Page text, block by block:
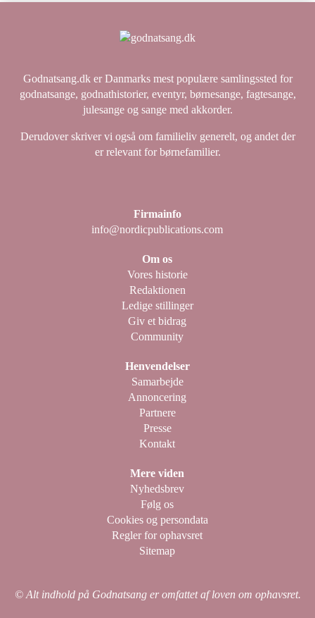
Godnatsang.dk er Danmarks mest populære samlingssted for
godnatsange, godnathistorier, eventyr, børnesange, fagtesange,
julesange og sange med akkorder.
Derudover skriver vi også om familieliv generelt, og andet der
er relevant for børnefamilier.
Firmainfo
info@nordicpublications.com
Om os
Vores historie
Redaktionen
Ledige stillinger
Giv et bidrag
Community
Henvendelser
Samarbejde
Annoncering
Partnere
Presse
Kontakt
Mere viden
Nyhedsbrev
Følg os
Cookies og persondata
Regler for ophavsret
Sitemap
© Alt indhold på Godnatsang er omfattet af loven om ophavsret.